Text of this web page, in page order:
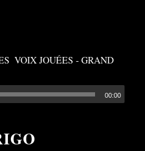
VOIX JOUÉES - GRAND
00:00